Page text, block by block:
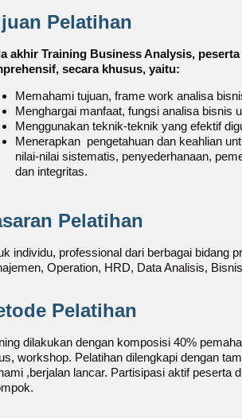
Pelatihan
akhir Training Business Analysis,
secara khusus, yaitu:
Memahami tujuan, frame work analisa
Menghargai manfaat, fungsi analisa bisnis
Menggunakan teknik-teknik yang efektif
Menerapkan pengetahuan dan keahlian
nilai-nilai sistematis, penyederhanaan,
dan integritas.
Pelatihan
individu, professional dari berbagai bidang
Operation, HRD, Data Analisis,
Pelatihan
dilakukan dengan komposisi 40%
workshop. Pelatihan dilengkapi dengan
,berjalan lancar. Partisipasi aktif peserta